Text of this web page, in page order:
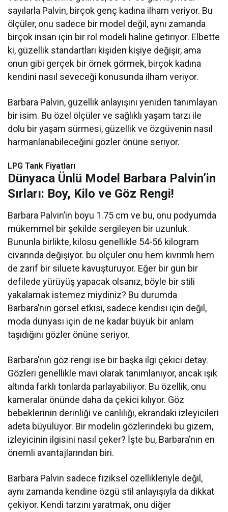
sayılarla Palvin, birçok genç kadına ilham veriyor. Bu
ölçüler, onu sadece bir model değil, aynı zamanda
birçok insan için bir rol modeli haline getiriyor. Elbette
ki, güzellik standartları kişiden kişiye değişir, ama
onun gibi gerçek bir örnek görmek, birçok kadına
kendini nasıl seveceği konusunda ilham veriyor.
Barbara Palvin, güzellik anlayışını yeniden tanımlayan
bir isim. Bu özel ölçüler ve sağlıklı yaşam tarzı ile
dolu bir yaşam sürmesi, güzellik ve özgüvenin nasıl
harmanlanabileceğini gözler önüne seriyor.
LPG Tank Fiyatları
Dünyaca Ünlü Model Barbara Palvin’in
Sırları: Boy, Kilo ve Göz Rengi!
Barbara Palvin’in boyu 1.75 cm ve bu, onu podyumda
mükemmel bir şekilde sergileyen bir uzunluk.
Bununla birlikte, kilosu genellikle 54-56 kilogram
civarında değişiyor. bu ölçüler onu hem kıvrımlı hem
de zarif bir siluete kavuşturuyor. Eğer bir gün bir
defilede yürüyüş yapacak olsanız, böyle bir stili
yakalamak istemez miydiniz? Bu durumda
Barbara’nın görsel etkisi, sadece kendisi için değil,
moda dünyası için de ne kadar büyük bir anlam
taşıdığını gözler önüne seriyor.
Barbara’nın göz rengi ise bir başka ilgi çekici detay.
Gözleri genellikle mavi olarak tanımlanıyor, ancak ışık
altında farklı tonlarda parlayabiliyor. Bu özellik, onu
kameralar önünde daha da çekici kılıyor. Göz
bebeklerinin derinliği ve canlılığı, ekrandaki izleyicileri
adeta büyülüyor. Bir modelin gözlerindeki bu gizem,
izleyicinin ilgisini nasıl çeker? İşte bu, Barbara’nın en
önemli avantajlarından biri.
Barbara Palvin sadece fiziksel özellikleriyle değil,
aynı zamanda kendine özgü stil anlayışıyla da dikkat
çekiyor. Kendi tarzını yaratmak, onu diğer